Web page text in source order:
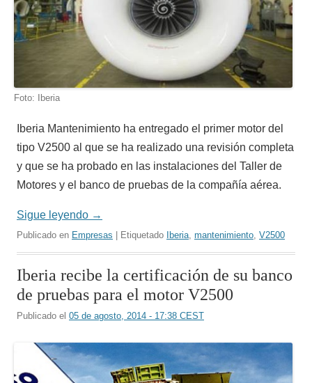
Foto: Iberia
Iberia Mantenimiento ha entregado el primer motor del
tipo V2500 al que se ha realizado una revisión completa
y que se ha probado en las instalaciones del Taller de
Motores y el banco de pruebas de la compañía aérea.
Sigue leyendo →
Publicado en Empresas | Etiquetado Iberia, mantenimiento, V2500
Iberia recibe la certificación de su banco
de pruebas para el motor V2500
Publicado el 05 de agosto, 2014 - 17:38 CEST